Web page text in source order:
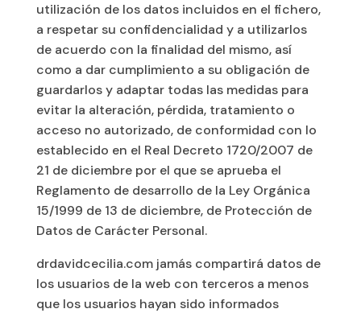
utilización de los datos incluidos en el fichero,
a respetar su confidencialidad y a utilizarlos
de acuerdo con la finalidad del mismo, así
como a dar cumplimiento a su obligación de
guardarlos y adaptar todas las medidas para
evitar la alteración, pérdida, tratamiento o
acceso no autorizado, de conformidad con lo
establecido en el Real Decreto 1720/2007 de
21 de diciembre por el que se aprueba el
Reglamento de desarrollo de la Ley Orgánica
15/1999 de 13 de diciembre, de Protección de
Datos de Carácter Personal.
drdavidcecilia.com jamás compartirá datos de
los usuarios de la web con terceros a menos
que los usuarios hayan sido informados